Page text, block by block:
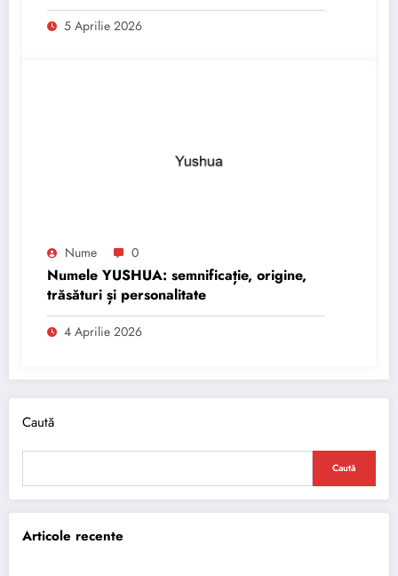
5 Aprilie 2026
Nume 0
Numele YUSHUA: semnificație, origine,
trăsături și personalitate
4 Aprilie 2026
Caută
Caută
Articole recente